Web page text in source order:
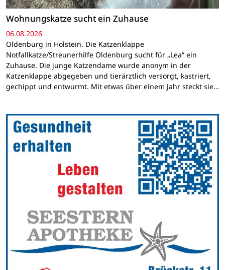
Wohnungskatze sucht ein Zuhause
06.08.2026
Oldenburg in Holstein. Die Katzenklappe
Notfallkatze/Streunerhilfe Oldenburg sucht für „Lea“ ein
Zuhause. Die junge Katzendame wurde anonym in der
Katzenklappe abgegeben und tierärztlich versorgt, kastriert,
gechippt und entwurmt. Mit etwas über einem Jahr steckt sie…